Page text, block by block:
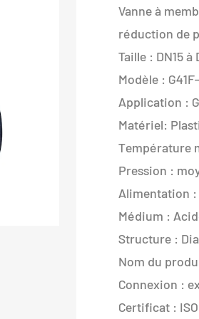
Vanne à
réduction de
Taille : DN15 à
Modèle :
Application :
Matériel:
Température
Pression :
Alimentation :
Médium :
Structure :
Nom du
Connexion :
Certificat :